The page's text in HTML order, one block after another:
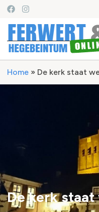
Home » De kerk staat
De kerk